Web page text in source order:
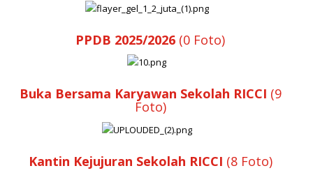
PPDB 2025/2026 (0 Foto)
Buka Bersama Karyawan Sekolah RICCI (9
Foto)
Kantin Kejujuran Sekolah RICCI (8 Foto)